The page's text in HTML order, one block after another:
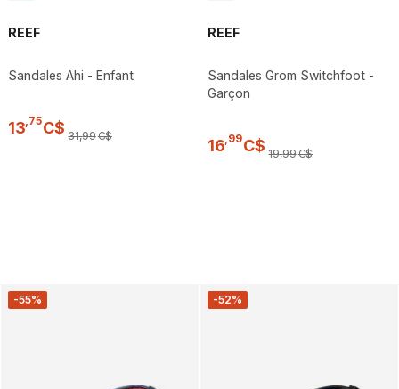
REEF
Sandales Ahi - Enfant
13 75C$ 31,99C$
REEF
Sandales Grom Switchfoot -
Garçon
16 99C$ 19,99C$
-55% -52%